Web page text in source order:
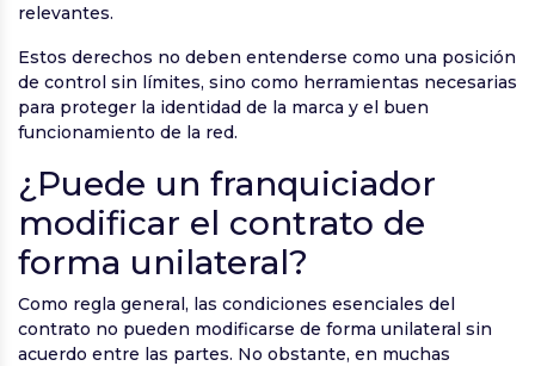
relevantes.
Estos derechos no deben entenderse como una posición
de control sin límites, sino como herramientas necesarias
para proteger la identidad de la marca y el buen
funcionamiento de la red.
¿Puede un franquiciador
modificar el contrato de
forma unilateral?
Como regla general, las condiciones esenciales del
contrato no pueden modificarse de forma unilateral sin
acuerdo entre las partes. No obstante, en muchas